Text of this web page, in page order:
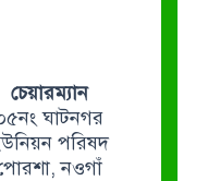
চেয়ারম্যান
ঘাটনগর
পরিষদ
নওগাঁ